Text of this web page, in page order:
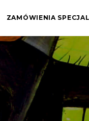
ZAMÓWIENIA